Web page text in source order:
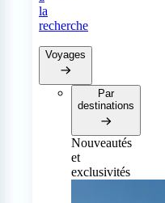
la
recherche
Voyages
Par
destinations
Nouveautés
et
exclusivités